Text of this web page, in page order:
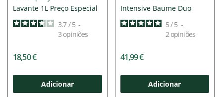
Lavante 1L Preço Especial
3.7/ 5 -
3 opiniões
18,50 €
Adicionar
Intensive Baume Duo
5/ 5 -
2opiniões
41,99 €
Adicionar